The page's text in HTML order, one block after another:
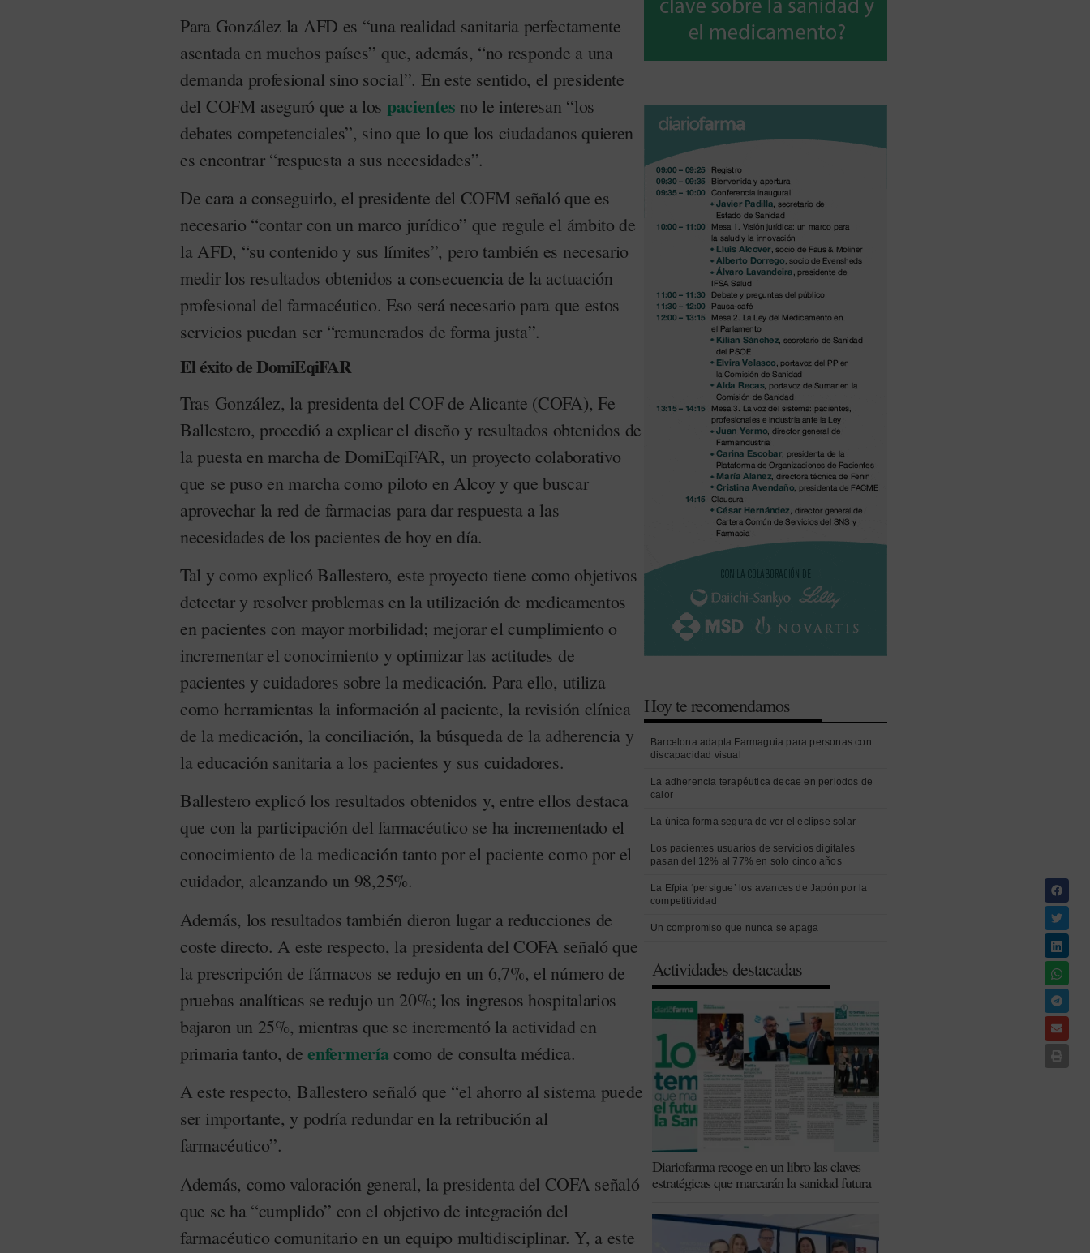
Para González la AFD es “una realidad sanitaria perfectamente
asentada en muchos países” que, además, “no responde a una
demanda profesional sino social”. En este sentido, el presidente
del COFM aseguró que a los pacientes no le interesan “los
debates competenciales”, sino que lo que los ciudadanos quieren
es encontrar “respuesta a sus necesidades”.
De cara a conseguirlo, el presidente del COFM señaló que es
necesario “contar con un marco jurídico” que regule el ámbito de
la AFD, “su contenido y sus límites”, pero también es necesario
medir los resultados obtenidos a consecuencia de la actuación
profesional del farmacéutico. Eso será necesario para que estos
servicios puedan ser “remunerados de forma justa”.
El éxito de DomiEqiFAR
Tras González, la presidenta del COF de Alicante (COFA), Fe
Ballestero, procedió a explicar el diseño y resultados obtenidos de
la puesta en marcha de DomiEqiFAR, un proyecto colaborativo
que se puso en marcha como piloto en Alcoy y que buscar
aprovechar la red de farmacias para dar respuesta a las
necesidades de los pacientes de hoy en día.
Tal y como explicó Ballestero, este proyecto tiene como objetivos
detectar y resolver problemas en la utilización de medicamentos
en pacientes con mayor morbilidad; mejorar el cumplimiento o
incrementar el conocimiento y optimizar las actitudes de
pacientes y cuidadores sobre la medicación. Para ello, utiliza
como herramientas la información al paciente, la revisión clínica
de la medicación, la conciliación, la búsqueda de la adherencia y
la educación sanitaria a los pacientes y sus cuidadores.
Ballestero explicó los resultados obtenidos y, entre ellos destaca
que con la participación del farmacéutico se ha incrementado el
conocimiento de la medicación tanto por el paciente como por el
cuidador, alcanzando un 98,25%.
Además, los resultados también dieron lugar a reducciones de
coste directo. A este respecto, la presidenta del COFA señaló que
la prescripción de fármacos se redujo en un 6,7%, el número de
pruebas analíticas se redujo un 20%; los ingresos hospitalarios
bajaron un 25%, mientras que se incrementó la actividad en
primaria tanto, deenfermeríacomo de consulta médica.
A este respecto, Ballestero señaló que “el ahorro al sistema puede
ser importante, y podría redundar en la retribución al
farmacéutico”.
Además, como valoración general, la presidenta del COFA señaló
que se ha “cumplido” con el objetivo de integración del
farmacéutico comunitario en un equipo multidisciplinar. Y, a este
Hoy te recomendamos
Barcelona adapta Farmaguia para personas con
discapacidad visual
La adherencia terapéutica decae en periodos de
calor
La única forma segura de ver el eclipse solar
Los pacientes usuarios de servicios digitales
pasan del 12% al 77% en solo cinco años
La Efpia ‘persigue’ los avances de Japón por la
competitividad
Un compromiso que nunca se apaga
Actividades destacadas
Diariofarma recoge en un libro las claves
estratégicas que marcarán la sanidad futura